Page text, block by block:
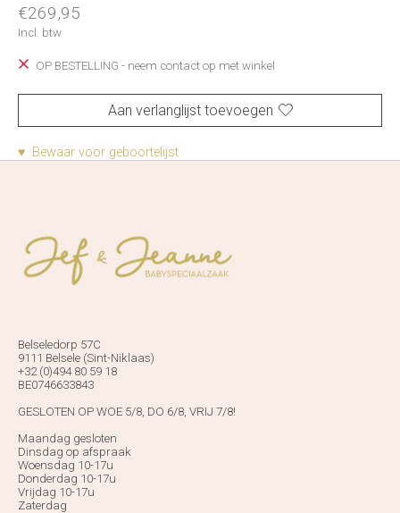
€269,95
Incl. btw
OP BESTELLING - neem contact op met winkel
Aan verlanglijst toevoegen
♥ Bewaar voor geboortelijst
Belseledorp 57C
9111 Belsele (Sint-Niklaas)
+32 (0)494 80 59 18
BE0746633843
GESLOTEN OP WOE 5/8, DO 6/8, VRIJ 7/8!
Maandag gesloten
Dinsdag op afspraak
Woensdag 10-17u
Donderdag 10-17u
Vrijdag 10-17u
Zaterdag